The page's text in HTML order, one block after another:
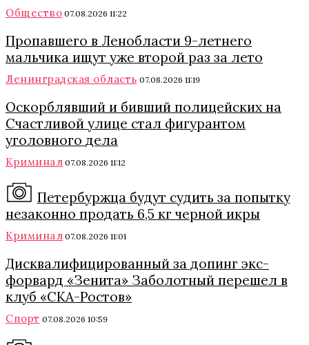
Общество 07.08.2026 11:22
Пропавшего в Ленобласти 9-летнего
мальчика ищут уже второй раз за лето
Ленинградская область 07.08.2026 11:19
Оскорблявший и бивший полицейских на
Счастливой улице стал фигурантом
уголовного дела
Криминал 07.08.2026 11:12
Петербуржца будут судить за попытку
незаконно продать 6,5 кг черной икры
Криминал 07.08.2026 11:01
Дисквалифицированный за допинг экс-
форвард «Зенита» Заболотный перешел в
клуб «СКА-Ростов»
Спорт 07.08.2026 10:59